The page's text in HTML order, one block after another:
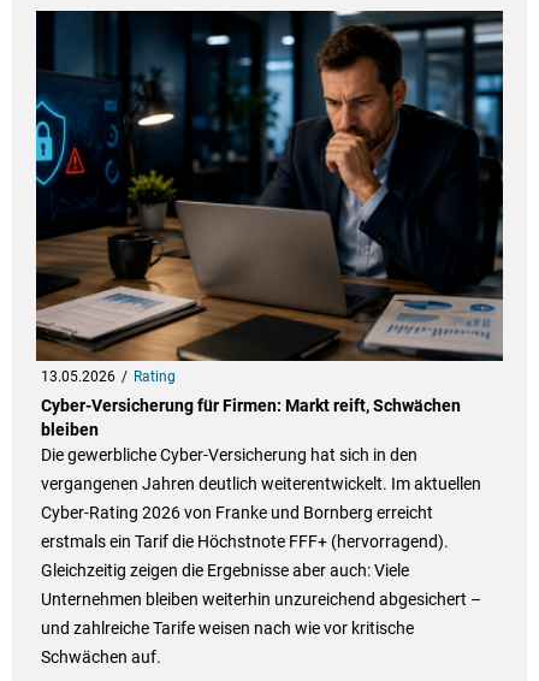
13.05.2026 Rating
Cyber-Versicherung für Firmen: Markt reift, Schwächen
bleiben
Die gewerbliche Cyber-Versicherung hat sich in den
vergangenen Jahren deutlich weiterentwickelt. Im aktuellen
Cyber-Rating 2026 von Franke und Bornberg erreicht
erstmals ein Tarif die Höchstnote FFF+ (hervorragend).
Gleichzeitig zeigen die Ergebnisse aber auch: Viele
Unternehmen bleiben weiterhin unzureichend abgesichert –
und zahlreiche Tarife weisen nach wie vor kritische
Schwächen auf.